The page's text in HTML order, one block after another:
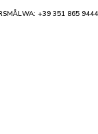
WA: +39 351 865 9444